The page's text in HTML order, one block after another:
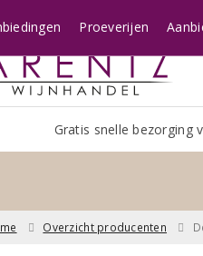
Gratis snelle bezorging
Proeverijen
Overzicht producenten